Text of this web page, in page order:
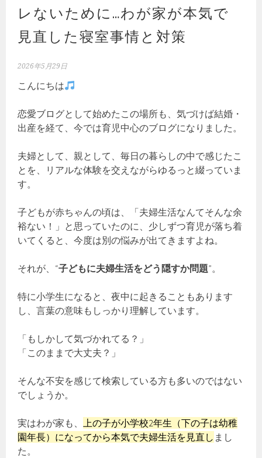
レないために…わが家が本気で
見直した寝室事情と対策
2026年5月29日
こんにちは
恋愛ブログとして始めたこの場所も、気づけば結婚・
出産を経て、今では育児中心のブログになりました。
夫婦として、親として、毎日の暮らしの中で感じたこ
とを、リアルな体験を交えながらゆるっと綴っていま
す。
子どもが赤ちゃんの頃は、「夫婦生活なんてそんな余
裕ない！」と思っていたのに、少しずつ育児が落ち着
いてくると、今度は別の悩みが出てきますよね。
それが、“子どもに夫婦生活をどう隠すか問題”。
特に小学生になると、夜中に起きることもあります
し、言葉の意味もしっかり理解しています。
「もしかして気づかれてる？」
「このままで大丈夫？」
そんな不安を感じて検索している方も多いのではない
でしょうか。
実はわが家も、上の子が小学校2年生（下の子は幼稚
園年長）になってから本気で夫婦生活を見直し まし
た。